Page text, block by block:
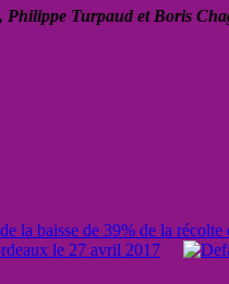
Philippe Turpaud et Boris
la baisse de 39% de la
le 27 avril 2017